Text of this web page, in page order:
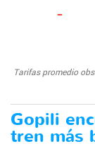
-
Tarifas promedio
Gopili
tren más